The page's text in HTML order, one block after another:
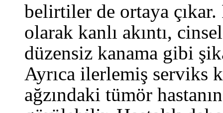
belirtiler de ortaya
olarak kanlı akıntı,
düzensiz kanama gibi
Ayrıca ilerlemiş serviks
ağzındaki tümör